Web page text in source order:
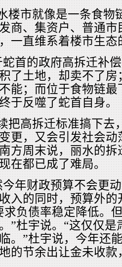
楼市就像是一条食物
商、集资户、普通
一直维系着楼市生态
蛇首的政府高拆迁补
了土地，却卖不了
能；而位于食物链
于反噬了蛇首自身。
把高拆迁标准搞下去
更，又会引发社会动
方周末说，丽水的
在都已成了难局。
今年财政预算不会更
入的同时，预算外
求负债率稳定降低。
”杜宇说。“这仅仅
。”杜宇说，今年还
的节余出让金未收